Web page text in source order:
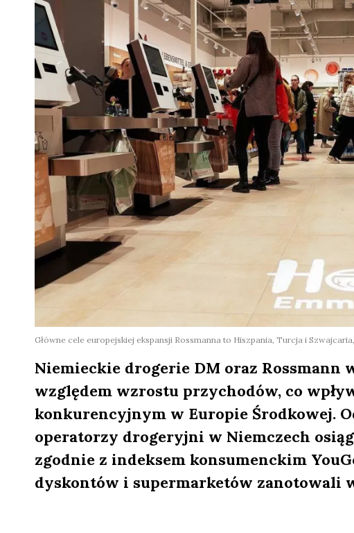
Główne cele europejskiej ekspansji Rossmanna to Hiszpania, Turcja i
Niemieckie drogerie DM oraz Rossmann
względem wzrostu przychodów, co
konkurencyjnym w Europie Środkowej.
operatorzy drogeryjni w Niemczech
zgodnie z indeksem konsumenckim
dyskontów i supermarketów zanotowali